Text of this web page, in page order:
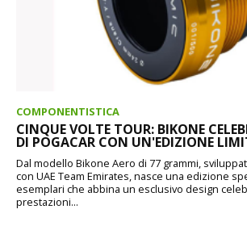
COMPONENTISTICA
CINQUE VOLTE TOUR: BIKONE
DI POGACAR CON UN'EDIZIONE
Dal modello Bikone Aero di 77 grammi,
con UAE Team Emirates, nasce una edizione
esemplari che abbina un esclusivo design
prestazioni...